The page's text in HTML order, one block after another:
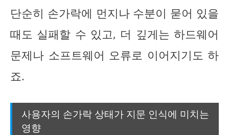
단순히 손가락에 먼지나 수분이 묻어 있을
때도 실패할 수 있고, 더 깊게는 하드웨어
문제나 소프트웨어 오류로 이어지기도 하
죠.
사용자의 손가락 상태가 지문 인식에 미치는
영향